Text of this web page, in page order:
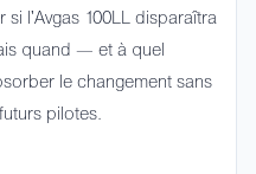
si l'Avgas 100LL disparaîtra
quand — et à quel
le changement sans
pilotes.